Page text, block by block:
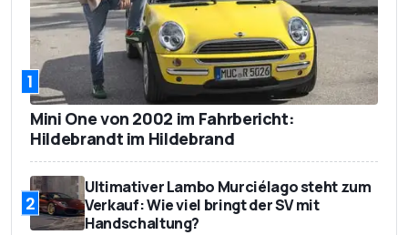
1
Mini One von 2002 im Fahrbericht:
Hildebrandt im Hildebrand
2
Ultimativer Lambo Murciélago steht zum
Verkauf: Wie viel bringt der SV mit
Handschaltung?